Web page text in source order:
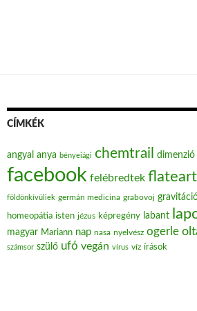
CÍMKÉK
angyal anya bényeiági chemtrail dimenzió
facebook felébredtek
földönkívüliek germán medicina grabovoj
homeopátia isten jézus képregény labant
magyar Mariann nap nasa nyelvész ogerle
számsor szülő ufó vegán vírus víz írások